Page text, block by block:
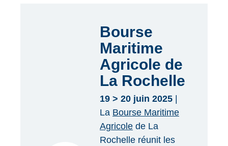
Bourse
Maritime
Agricole de
La Rochelle
19 > 20 juin 2025
La Bourse Maritime
Agricole de La
Rochelle réunit les